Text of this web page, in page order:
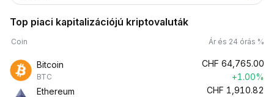
Top piaci kapitalizációjú kriptovaluták
Coin Ár és 24 órás %
Bitcoin
BTC
CHF 64,765.00
+1.00%
Ethereum
CHF 1,910.82